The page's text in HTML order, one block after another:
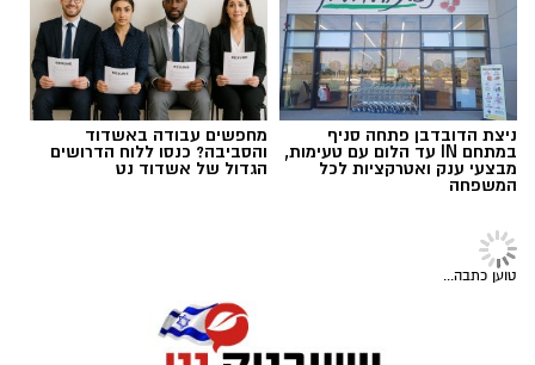
ניצת הדובדבן פתחה סניף
במתחם IN עד הלום עם טעימות,
מבצעי ענק ואטרקציות לכל
המשפחה
מחפשים עבודה באשדוד
והסביבה? כנסו ללוח הדרושים
הגדול של אשדוד נט
חדשות
הכלבה איקרה הריחה: 1.6 ק"ג קריסטל
הוסלקו במכסה מנוע של רכב בצומת